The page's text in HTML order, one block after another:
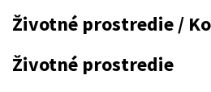
Životné prostredie /
Životné prostredie